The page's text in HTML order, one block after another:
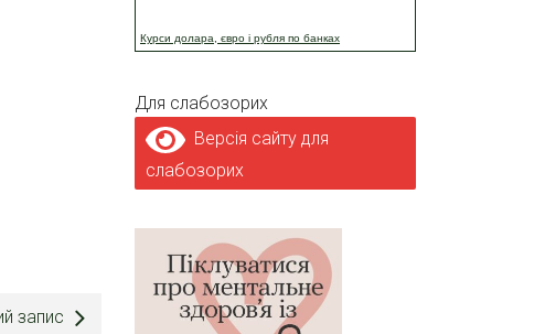
запис
Курси долара, євро і рубля по банках
Для слабозорих
Версія сайту для
слабозорих